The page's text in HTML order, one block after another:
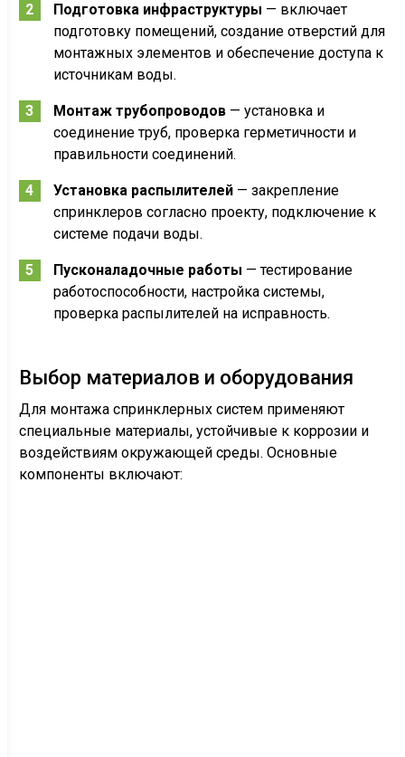
Подготовка инфраструктуры — включает
подготовку помещений, создание отверстий для
монтажных элементов и обеспечение доступа к
источникам воды.
Монтаж трубопроводов— установка и
соединение труб, проверка герметичности и
правильности соединений.
Установка распылителей— закрепление
спринклеров согласно проекту, подключение к
системе подачи воды.
Пусконаладочные работы — тестирование
работоспособности, настройка системы,
проверка распылителей на исправность.
Выбор материалов и оборудования
Для монтажа спринклерных систем применяют
специальные материалы, устойчивые к коррозии и
воздействиям окружающей среды. Основные
компоненты включают: